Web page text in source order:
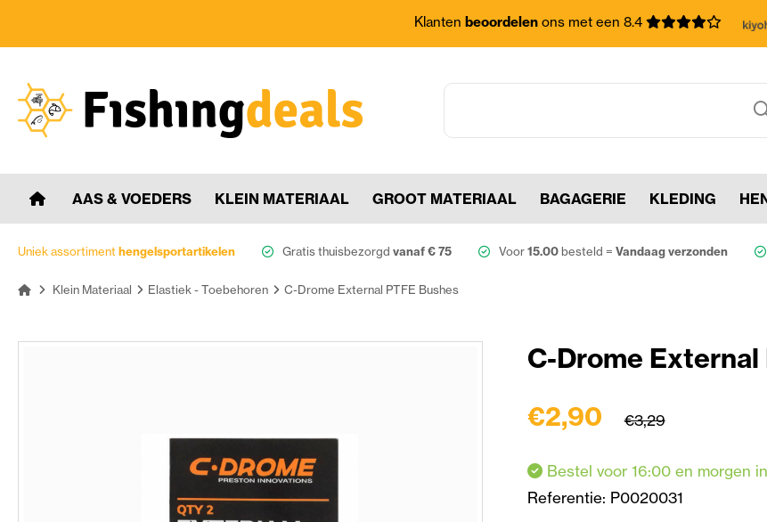
Klanten beoordelen ons met een 8.4
AAS & VOEDERS KLEIN MATERIAAL GROOT MATERIAAL BAGAGERIE KLEDING
Uniek assortimenthengelsportartikelen Gratis thuisbezorgd vanaf € 75 Voor15.00besteld = Vandaag verzonden
Klein Materiaal Elastiek - Toebehoren C-Drome External PTFE Bushes
C-Drome External
€2,90 €3,29
Bestel voor 16:00 en morgen
Referentie: P0020031